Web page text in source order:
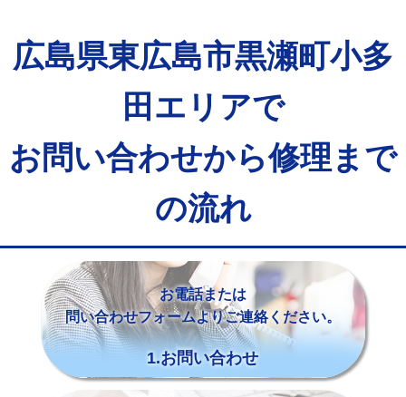
広島県東広島市黒瀬町小多
田エリアで
お問い合わせから修理まで
の流れ
お電話または
問い合わせフォームよりご連絡ください。
1.お問い合わせ